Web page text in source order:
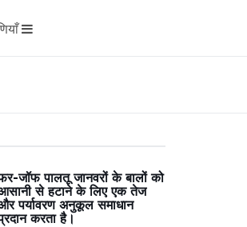
जॉफ पालतू जानवरों के बालों को
से हटाने के लिए एक तेज
पर्यावरण अनुकूल समाधान
करता है।